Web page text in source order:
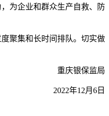
为企业和群众生产自救、防
聚集和长时间排队。切实做
重庆银保监局
2022年12月6日